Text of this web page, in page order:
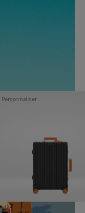
Personnaliser